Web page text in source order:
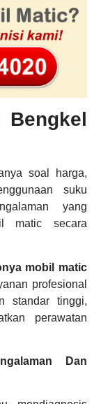
soal harga,
suku
yang
matic secara
mobil matic
profesional
standar tinggi,
perawatan
Dan